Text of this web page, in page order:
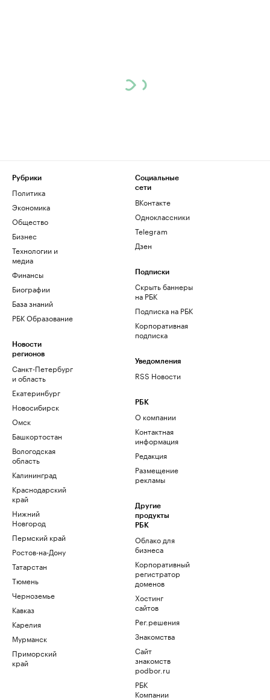
Рубрики
Политика
Экономика
Общество
Бизнес
Технологии и
медиа
Финансы
Биографии
База знаний
РБК Образование
Новости
регионов
Санкт-Петербург
и область
Екатеринбург
Новосибирск
Омск
Башкортостан
Вологодская
область
Калининград
Краснодарский
край
Нижний
Новгород
Пермский край
Ростов-на-Дону
Татарстан
Тюмень
Черноземье
Кавказ
Карелия
Мурманск
Приморский
край
Социальные
сети
ВКонтакте
Одноклассники
Telegram
Дзен
Подписки
Скрыть баннеры
на РБК
Подписка на РБК
Корпоративная
подписка
Уведомления
RSS Новости
РБК
О компании
Контактная
информация
Редакция
Размещение
рекламы
Другие
продукты
РБК
Облако для
бизнеса
Корпоративный
регистратор
доменов
Хостинг
сайтов
Рег.решения
Знакомства
Сайт
знакомств
podbor.ru
РБК
Компании